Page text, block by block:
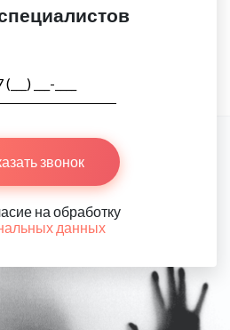
звонок
на обработку
данных